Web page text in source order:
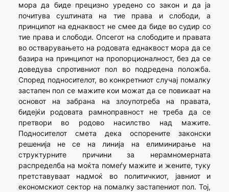
мора да биде прецизно уредено со закон и да ја
почитува суштината на тие права и слободи, а
принципот на еднаквост не смее да биде во судир со
тие права и слободи. Опсегот на слободите и правата
во остварувањето на родовата еднаквост мора да се
базира на принципот на пропорционалност, без да се
доведува спротивниот пол во подредена положба.
Според подносителот, во конкретниот случај помалку
застапен пол се мажите кои можат да се повикаат на
основот на забрана на злоупотреба на правата,
бидејќи родовата рамноправност не треба да се
претвори во родово насилство над мажите.
Подносителот смета дека оспорените законски
решенија не се на линија на елиминирање на
структурните причини за нерамномерната
распределба на моќта помеѓу мажите и жените, туку
претставуваат надмоќ во политичкиот, јавниот и
економскиот сектор на помалку застапениот пол. Тој,